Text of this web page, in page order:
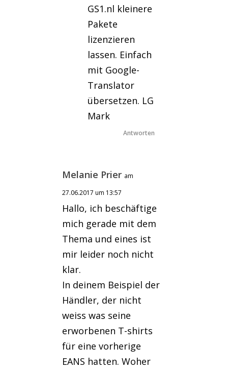
GS1.nl kleinere
Pakete
lizenzieren
lassen. Einfach
mit Google-
Translator
übersetzen. LG
Mark
Antworten
Melanie Prier am
27.06.2017 um 13:57
Hallo, ich beschäftige
mich gerade mit dem
Thema und eines ist
mir leider noch nicht
klar.
In deinem Beispiel der
Händler, der nicht
weiss was seine
erworbenen T-shirts
für eine vorherige
EANS hatten. Woher